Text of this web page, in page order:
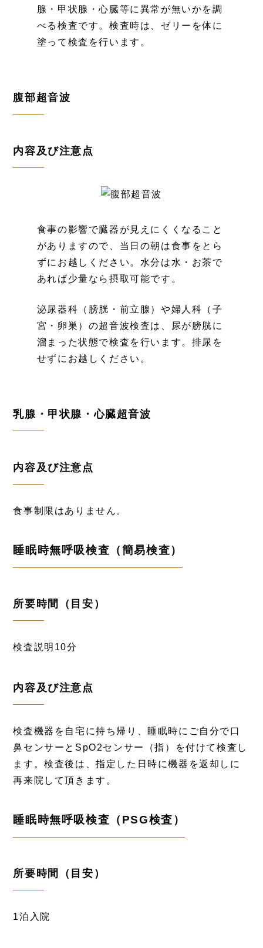
腺・甲状腺・心臓等に異常が無いかを調
べる検査です。検査時は、ゼリーを体に
塗って検査を行います。
腹部超音波
内容及び注意点
食事の影響で臓器が見えにくくなること
がありますので、当日の朝は食事をとら
ずにお越しください。水分は水・お茶で
あれば少量なら摂取可能です。
泌尿器科（膀胱・前立腺）や婦人科（子
宮・卵巣）の超音波検査は、尿が膀胱に
溜まった状態で検査を行います。排尿を
せずにお越しください。
乳腺・甲状腺・心臓超音波
内容及び注意点
食事制限はありません。
睡眠時無呼吸検査（簡易検査）
所要時間（目安）
検査説明10分
内容及び注意点
検査機器を自宅に持ち帰り、睡眠時にご自分で口
鼻センサーとSpO2センサー（指）を付けて検査し
ます。検査後は、指定した日時に機器を返却しに
再来院して頂きます。
睡眠時無呼吸検査（PSG検査）
所要時間（目安）
1泊入院